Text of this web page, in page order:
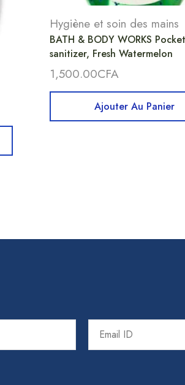
Hygiène et soin des mains
BATH & BODY WORKS
sanitizer, Fresh Watermelon
1,500.00CFA
Ajouter Au Panier